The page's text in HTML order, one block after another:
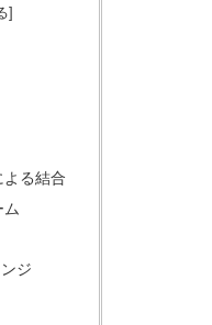
る結合
ジ